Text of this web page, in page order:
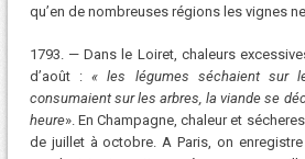
qu’en de nombreuses régions les vignes
1793. — Dans le Loiret, chaleurs
d’août :« les légumes séchaient sur
consumaient sur les arbres, la viande se
heure». En Champagne, chaleur et
de juillet à octobre. A Paris, on